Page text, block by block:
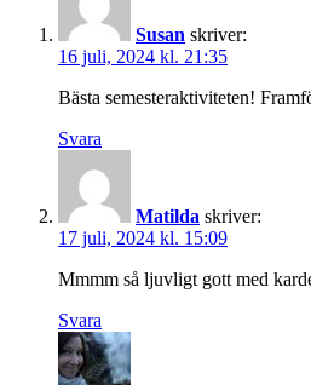
Susan skriver:
16 juli, 2024 kl. 21:35
Bästa semesteraktiviteten!
Svara
Matilda skriver:
17 juli, 2024 kl. 15:09
Mmmm så ljuvligt gott med
Svara